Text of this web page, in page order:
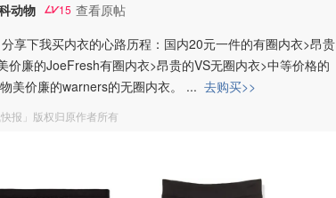
动物 15 查看原帖
享下我买内衣的心路历程：国内20元一件的有圈内衣>昂贵
价廉的JoeFresh有圈内衣>昂贵的VS无圈内衣>中等价格的
美价廉的warners的无圈内衣。 ... 去购买>>
报」版权归原作者所有